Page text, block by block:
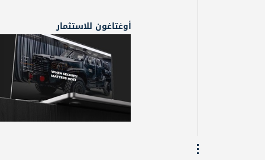
أوغتاغون للاستثمار